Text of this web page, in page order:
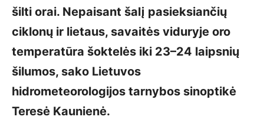
šilti orai. Nepaisant šalį pasieksiančių
ciklonų ir lietaus, savaitės viduryje oro
temperatūra šoktelės iki 23–24 laipsnių
šilumos, sako Lietuvos
hidrometeorologijos tarnybos sinoptikė
Teresė Kaunienė.